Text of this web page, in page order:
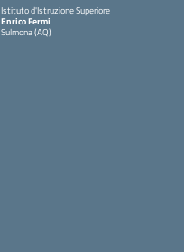
Istituto d'Istruzione Superiore
Enrico Fermi
Sulmona (AQ)
— Visita la pagina iniziale della scuola